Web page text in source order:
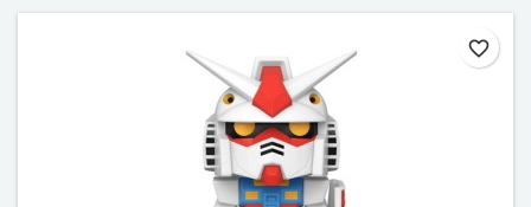
favorite_border